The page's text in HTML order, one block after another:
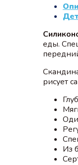
еды.
рисует
Из